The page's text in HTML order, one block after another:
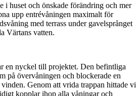
i huset och önskade förändring och mer
upp entrévåningen maximalt för
med terrass under gavelsprånget
Värtans vatten.
en nyckel till projektet. Den befintliga
på övervåningen och blockerade en
Genom att vrida trappan hittade vi
kopplar ihop alla våningar och